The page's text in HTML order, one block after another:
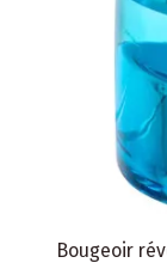
Bougeoir